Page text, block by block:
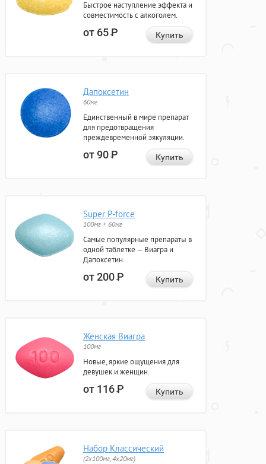
Быстрое наступление эффекта и
совместимость с алкоголем.
от 65Р Купить
Дапоксетин
60мг
Единственный в мире препарат
для предотвращения
преждевременной эякуляции.
от 90Р Купить
Super P-force
100мг + 60мг
Самые популярные препараты в
одной таблетке — Виагра и
Дапоксетин.
от 200Р Купить
Женская Виагра
100мг
Новые, яркие ощущения для
девушек и женщин.
от 116Р Купить
Набор Классический
(2x100мг, 4x20мг)